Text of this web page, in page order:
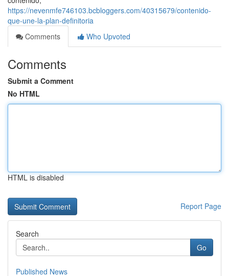
https://nevenmfe746103.bcbloggers.com/40315679/contenido-
que-une-la-plan-definitoria
Comments
Who Upvoted
Comments
Submit a Comment
No HTML
HTML is disabled
Report Page
Search
Go
Published News